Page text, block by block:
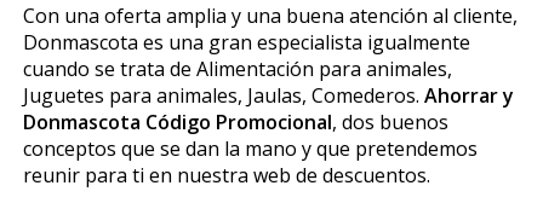
Con una oferta amplia y una buena atención al cliente,
Donmascota es una gran especialista igualmente
cuando se trata de Alimentación para animales,
Juguetes para animales, Jaulas, Comederos. Ahorrar y
Donmascota Código Promocional, dos buenos
conceptos que se dan la mano y que pretendemos
reunir para ti en nuestra web de descuentos.